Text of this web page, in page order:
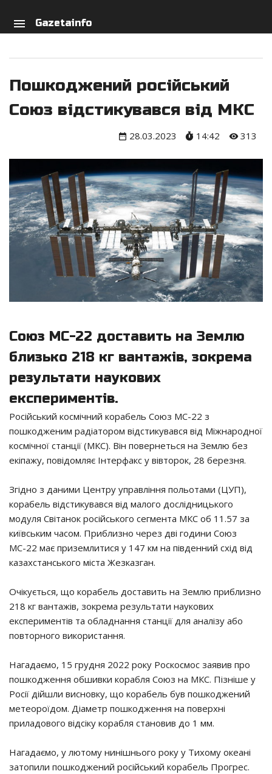
menu Gazetainfo
Пошкоджений російський
Союз відстикувався від МКС
28.03.2023 14:42 313
Союз МС-22 доставить на Землю
близько 218 кг вантажів, зокрема
результати наукових
експериментів.
Російський космічний корабель Союз МС-22 з
пошкодженим радіатором відстикувався від Міжнародної
космічної станції (МКС). Він повернеться на Землю без
екіпажу, повідомляє Інтерфакс у вівторок, 28 березня.
Згідно з даними Центру управління польотами (ЦУП),
корабель відстикувався від малого дослідницького
модуля Світанок російського сегмента МКС об 11.57 за
київським часом. Приблизно через дві години Союз
МС-22 має приземлитися у 147 км на південний схід від
казахстанського міста Жезказган.
Очікується, що корабель доставить на Землю приблизно
218 кг вантажів, зокрема результати наукових
експериментів та обладнання станції для аналізу або
повторного використання.
Нагадаємо, 15 грудня 2022 року Роскосмос заявив про
пошкодження обшивки корабля Союз на МКС. Пізніше у
Росії дійшли висновку, що корабель був пошкоджений
метеороїдом. Діаметр пошкодження на поверхні
приладового відсіку корабля становив до 1 мм.
Нагадаємо, у лютому нинішнього року у Тихому океані
затопили пошкоджений російський корабель Прогрес.